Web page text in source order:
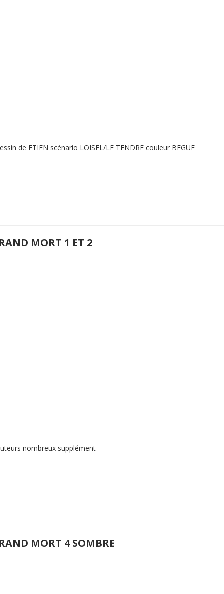
de ETIEN scénario LOISEL/LE TENDRE couleur BEGUE
MORT 1 ET 2
nombreux supplément
MORT 4 SOMBRE